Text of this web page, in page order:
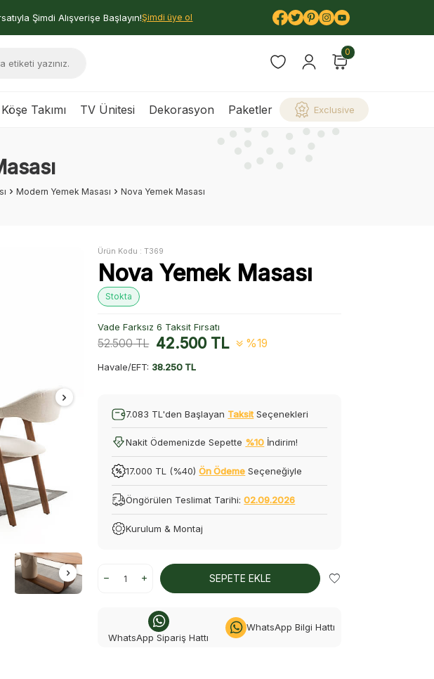
Şimdi Alışverişe Başlayın!Şimdi üye ol
0
Köşe Takımı TV Ünitesi Dekorasyon Paketler Exclusive
Modern Yemek Masası Nova Yemek Masası
Ürün Kodu :T369
Nova Yemek Masası
Stokta
Vade Farksız 6 Taksit Fırsatı
52.500TL 42.500TL %19
Havale/EFT: 38.250 TL
7.083 TL'den Başlayan Taksit Seçenekleri
Nakit Ödemenizde Sepette %10 İndirim!
17.000 TL (%40)Ön Ödeme Seçeneğiyle
Öngörülen Teslimat Tarihi:02.09.2026
Kurulum & Montaj
SEPETE EKLE
WhatsApp Sipariş Hattı
WhatsApp Bilgi Hattı